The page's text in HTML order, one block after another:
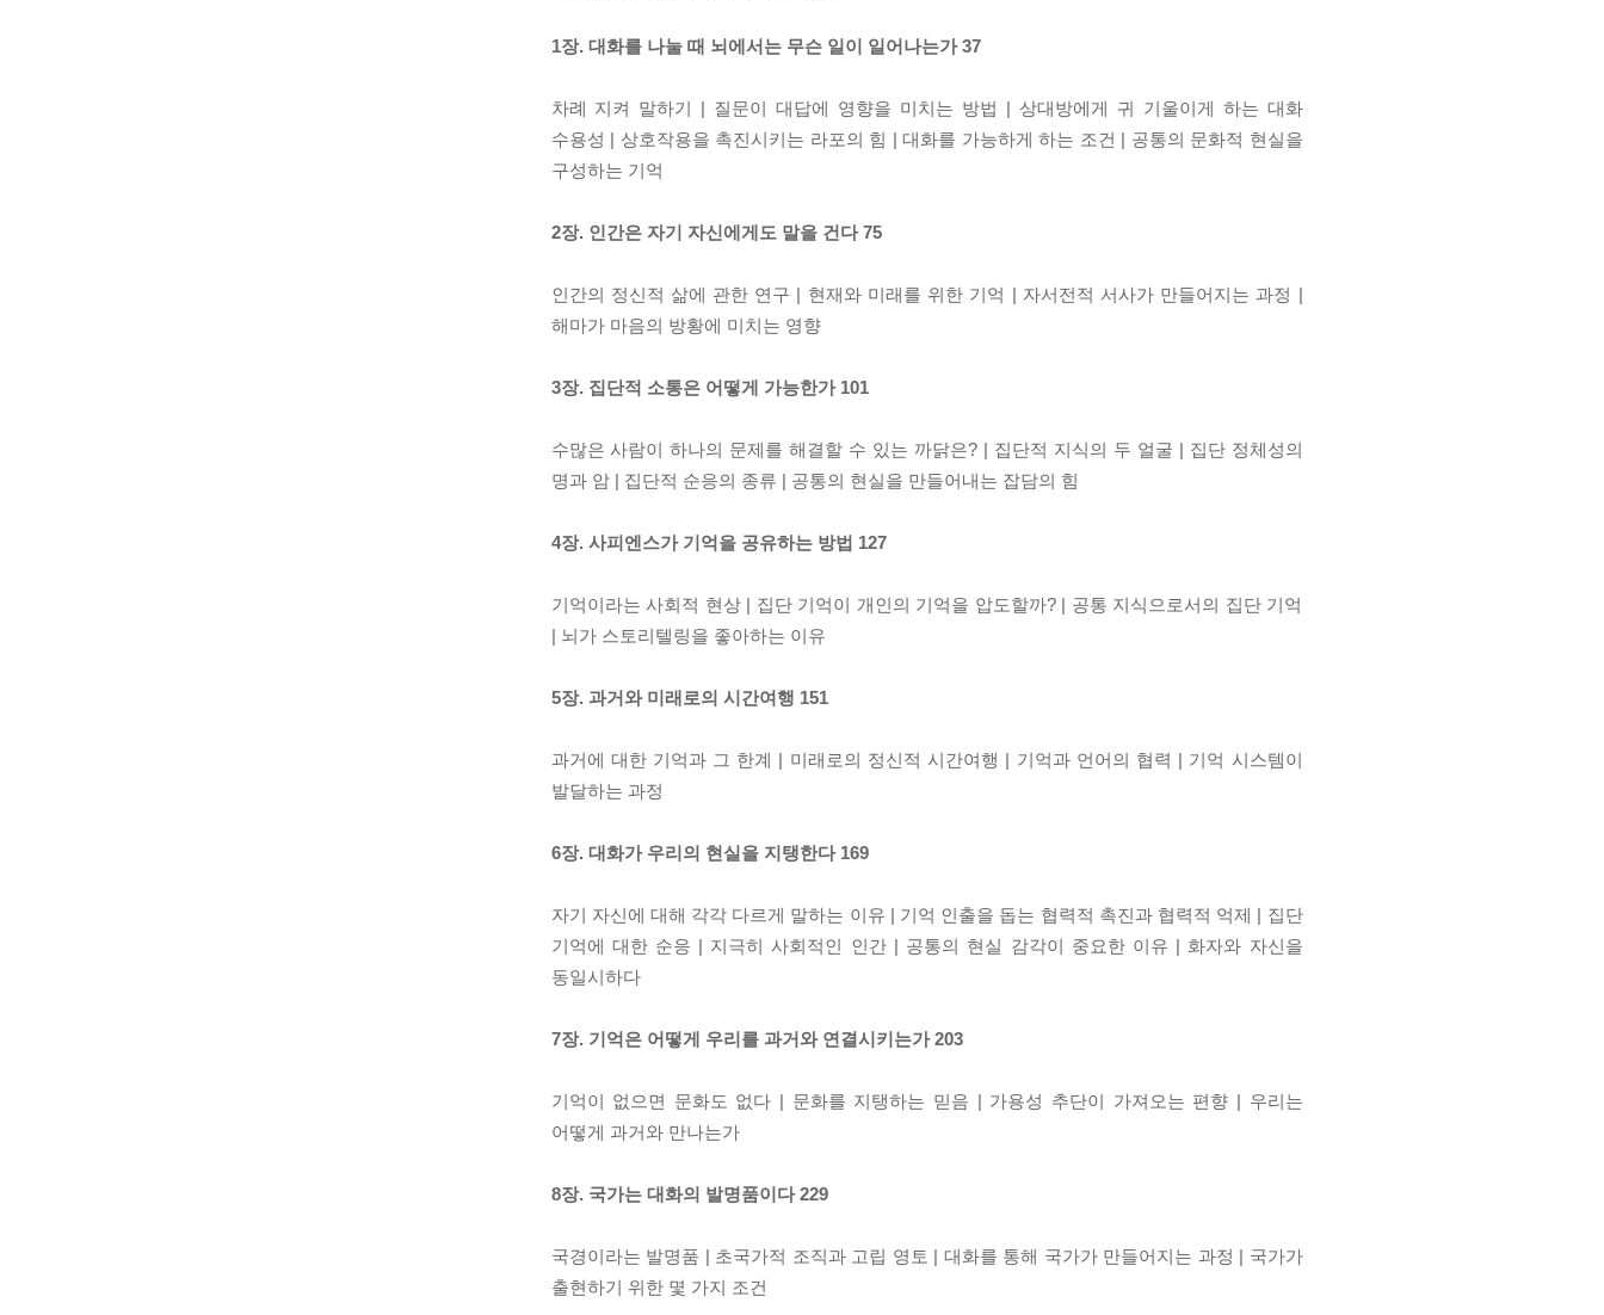
1장. 대화를 나눌 때 뇌에서는 무슨 일이 일어나는가 37
차례 지켜 말하기 | 질문이 대답에 영향을 미치는 방법 | 상대방에게 귀 기울이게 하는 대화
수용성 | 상호작용을 촉진시키는 라포의 힘 | 대화를 가능하게 하는 조건 | 공통의 문화적 현실을
구성하는 기억
2장. 인간은 자기 자신에게도 말을 건다 75
인간의 정신적 삶에 관한 연구 | 현재와 미래를 위한 기억 | 자서전적 서사가 만들어지는 과정 |
해마가 마음의 방황에 미치는 영향
3장. 집단적 소통은 어떻게 가능한가 101
수많은 사람이 하나의 문제를 해결할 수 있는 까닭은? | 집단적 지식의 두 얼굴 | 집단 정체성의
명과 암 | 집단적 순응의 종류 | 공통의 현실을 만들어내는 잡담의 힘
4장. 사피엔스가 기억을 공유하는 방법 127
기억이라는 사회적 현상 | 집단 기억이 개인의 기억을 압도할까? | 공통 지식으로서의 집단 기억
| 뇌가 스토리텔링을 좋아하는 이유
5장. 과거와 미래로의 시간여행 151
과거에 대한 기억과 그 한계 | 미래로의 정신적 시간여행 | 기억과 언어의 협력 | 기억 시스템이
발달하는 과정
6장. 대화가 우리의 현실을 지탱한다 169
자기 자신에 대해 각각 다르게 말하는 이유 | 기억 인출을 돕는 협력적 촉진과 협력적 억제 | 집단
기억에 대한 순응 | 지극히 사회적인 인간 | 공통의 현실 감각이 중요한 이유 | 화자와 자신을
동일시하다
7장. 기억은 어떻게 우리를 과거와 연결시키는가 203
기억이 없으면 문화도 없다 | 문화를 지탱하는 믿음 | 가용성 추단이 가져오는 편향 | 우리는
어떻게 과거와 만나는가
8장. 국가는 대화의 발명품이다 229
국경이라는 발명품 | 초국가적 조직과 고립 영토 | 대화를 통해 국가가 만들어지는 과정 | 국가가
출현하기 위한 몇 가지 조건